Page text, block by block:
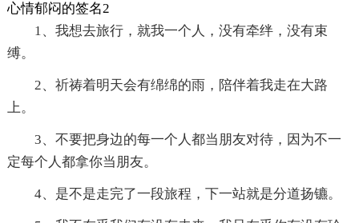
心情郁闷的签名2
1、我想去旅行，就我一个人，没有牵绊，没有束
缚。
2、祈祷着明天会有绵绵的雨，陪伴着我走在大路
上。
3、不要把身边的每一个人都当朋友对待，因为不一
定每个人都拿你当朋友。
4、是不是走完了一段旅程，下一站就是分道扬镳。